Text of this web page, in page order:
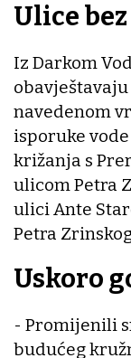
Ulice
Iz Darkom
navedenom
isporuke
križanja s
ulicom Petra
ulici Ante
Petra
Uskoro
- Promijenili
budućeg